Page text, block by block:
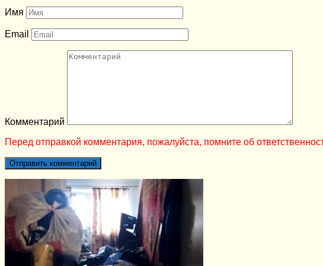
Имя
Email
Комментарий
Перед отправкой комментария, пожалуйста, помните об